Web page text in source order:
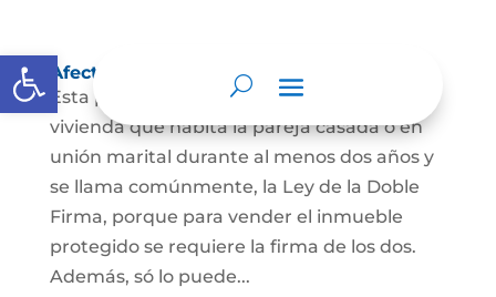
Abrir barra de herramientas
Afectación a Vivienda familiar
Esta protección la ordena la ley sobre la
vivienda que habita la pareja casada o en
unión marital durante al menos dos años y
se llama comúnmente, la Ley de la Doble
Firma, porque para vender el inmueble
protegido se requiere la firma de los dos.
Además, só lo puede...